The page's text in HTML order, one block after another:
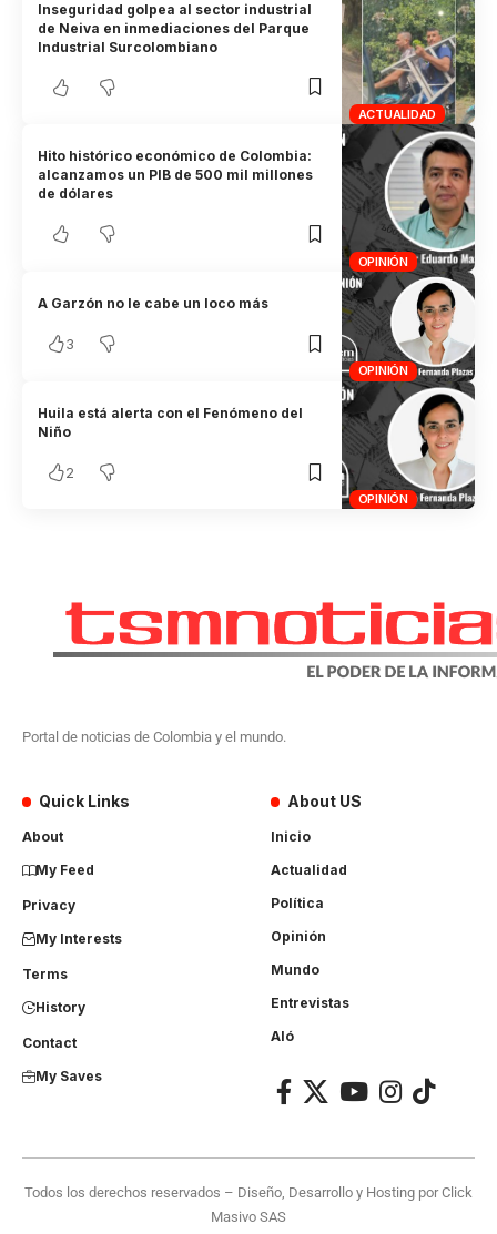
ACTUALIDAD
Inseguridad golpea al sector industrial
de Neiva en inmediaciones del Parque
Industrial Surcolombiano
OPINIÓN
Hito histórico económico de Colombia:
alcanzamos un PIB de 500 mil millones
de dólares
OPINIÓN
A Garzón no le cabe un loco más
3
OPINIÓN
Huila está alerta con el Fenómeno del
Niño
2
Portal de noticias de Colombia y el mundo.
Quick Links
About
My Feed
Privacy
My Interests
Terms
History
Contact
My Saves
About US
Inicio
Actualidad
Política
Opinión
Mundo
Entrevistas
Aló
Todos los derechos reservados – Diseño, Desarrollo y Hosting porClick
Masivo SAS